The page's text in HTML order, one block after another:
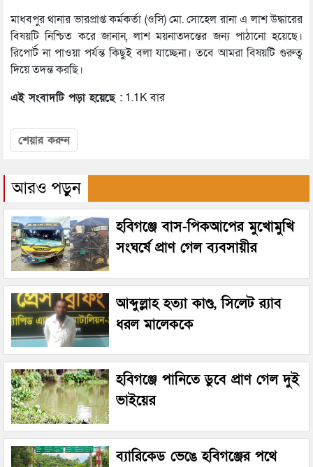
মাধবপুর থানার ভারপ্রাপ্ত কর্মকর্তা (ওসি) মো. সোহেল রানা এ লাশ উদ্ধারের
বিষয়টি নিশ্চিত করে জানান, লাশ ময়নাতদন্তের জন্য পাঠানো হয়েছে।
রিপোর্ট না পাওয়া পর্যন্ত কিছুই বলা যাচ্ছেনা। তবে আমরা বিষয়টি গুরুত্ব
দিয়ে তদন্ত করছি।
এই সংবাদটি পড়া হয়েছে : 1.1K বার
শেয়ার করুন
আরও পড়ুন
হবিগঞ্জে বাস-পিকআপের মুখোমুখি
সংঘর্ষে প্রাণ গেল ব্যবসায়ীর
আব্দুল্লাহ হত্যা কাণ্ড, সিলেট র‌্যাব
ধরল মালেককে
হবিগঞ্জে পানিতে ডুবে প্রাণ গেল দুই
ভাইয়ের
ব্যারিকেড ভেঙে হবিগঞ্জের পথে